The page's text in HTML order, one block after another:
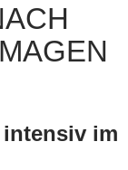
im